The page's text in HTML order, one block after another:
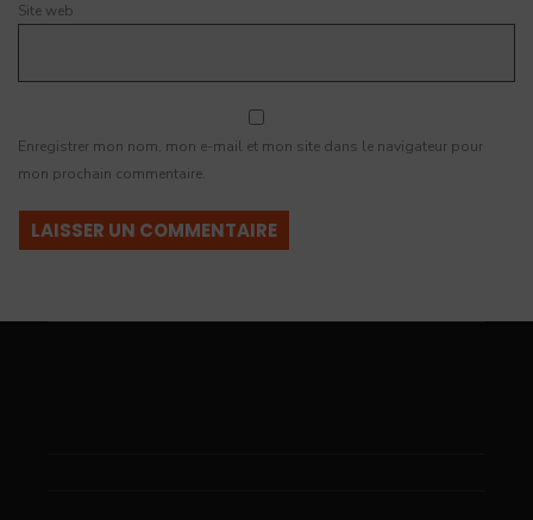
Site web
Enregistrer mon nom, mon e-mail et mon site dans le navigateur pour
mon prochain commentaire.